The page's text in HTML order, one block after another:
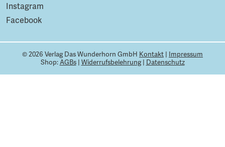
Instagram
Facebook
© 2026 Verlag Das Wunderhorn GmbH Kontakt | Impressum
Shop:AGBs| Widerrufsbelehrung| Datenschutz